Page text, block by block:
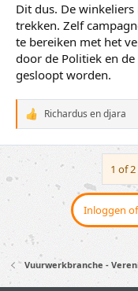
Dit dus. De
trekken. Zelf
te bereiken met het
door de Politiek en
gesloopt worden.
W
a
a
r
g
e
:
Richardus endjara
1 of 2
Inloggen
Vuurwerkbranche -